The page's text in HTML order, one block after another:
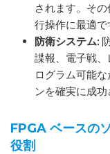
されます。そ
行操作に最適で
防衛システム:
諜報、電子戦
ログラム可能
ンを確実に成功
FPGA ベースの
役割